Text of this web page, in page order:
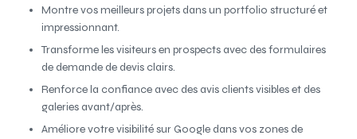
Montre vos meilleurs projets dans un portfolio structuré et
impressionnant.
Transforme les visiteurs en prospects avec des formulaires
de demande de devis clairs.
Renforce la confiance avec des avis clients visibles et des
galeries avant/après.
Améliore votre visibilité sur Google dans vos zones de